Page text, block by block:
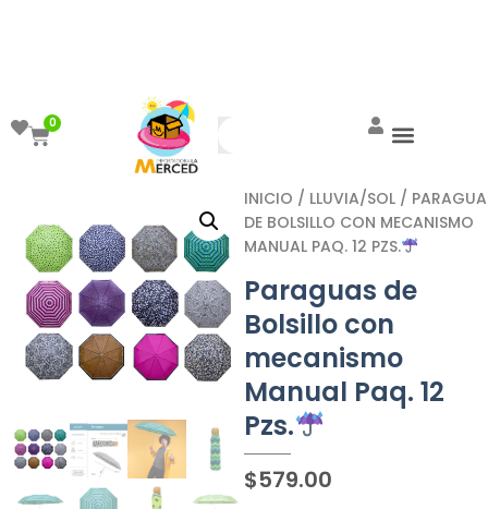
0
INICIO / LLUVIA/SOL /
DE BOLSILLO CON MECANISMO
MANUAL PAQ. 12 PZS.
Paraguas de
Bolsillo con
mecanismo
Manual Paq. 12
Pzs.
$579.00